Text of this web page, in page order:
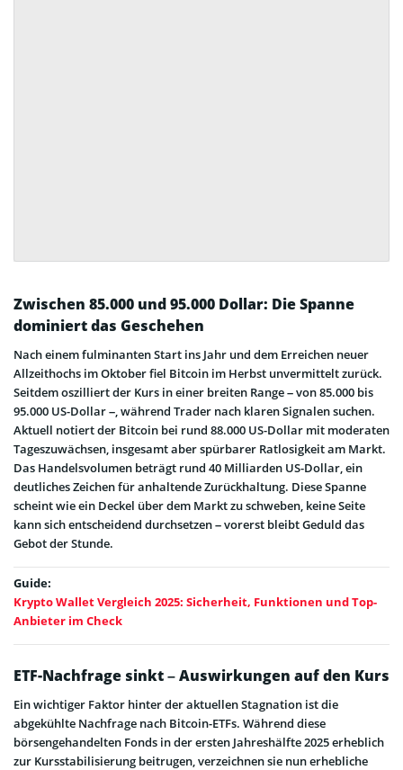
Zwischen 85.000 und 95.000 Dollar: Die Spanne
dominiert das Geschehen
Nach einem fulminanten Start ins Jahr und dem Erreichen neuer
Allzeithochs im Oktober fiel Bitcoin im Herbst unvermittelt zurück.
Seitdem oszilliert der Kurs in einer breiten Range – von 85.000 bis
95.000 US-Dollar –, während Trader nach klaren Signalen suchen.
Aktuell notiert der Bitcoin bei rund 88.000 US-Dollar mit moderaten
Tageszuwächsen, insgesamt aber spürbarer Ratlosigkeit am Markt.
Das Handelsvolumen beträgt rund 40 Milliarden US-Dollar, ein
deutliches Zeichen für anhaltende Zurückhaltung. Diese Spanne
scheint wie ein Deckel über dem Markt zu schweben, keine Seite
kann sich entscheidend durchsetzen – vorerst bleibt Geduld das
Gebot der Stunde.
Guide:
Krypto Wallet Vergleich 2025: Sicherheit, Funktionen und Top-
Anbieter im Check
ETF-Nachfrage sinkt – Auswirkungen auf den Kurs
Ein wichtiger Faktor hinter der aktuellen Stagnation ist die
abgekühlte Nachfrage nach Bitcoin-ETFs. Während diese
börsengehandelten Fonds in der ersten Jahreshälfte 2025 erheblich
zur Kursstabilisierung beitrugen, verzeichnen sie nun erhebliche